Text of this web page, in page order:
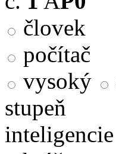
človek
počítač
vysoký
stupeň
inteligencie